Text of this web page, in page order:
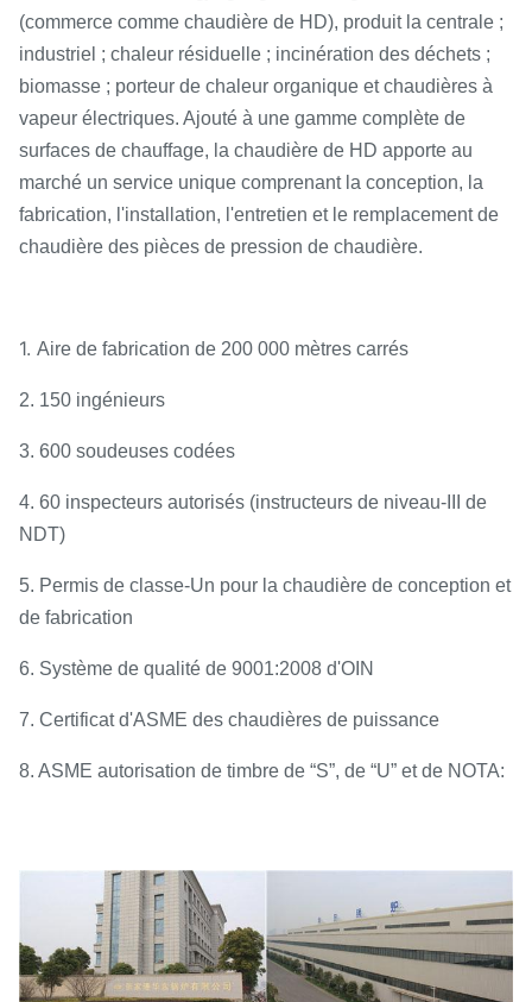
(commerce comme chaudière de HD), produit la centrale ;
industriel ; chaleur résiduelle ; incinération des déchets ;
biomasse ; porteur de chaleur organique et chaudières à
vapeur électriques. Ajouté à une gamme complète de
surfaces de chauffage, la chaudière de HD apporte au
marché un service unique comprenant la conception, la
fabrication, l'installation, l'entretien et le remplacement de
chaudière des pièces de pression de chaudière.
1. Aire de fabrication de 200 000 mètres carrés
2. 150 ingénieurs
3. 600 soudeuses codées
4. 60 inspecteurs autorisés (instructeurs de niveau-III de
NDT)
5. Permis de classe-Un pour la chaudière de conception et
de fabrication
6. Système de qualité de 9001:2008 d'OIN
7. Certificat d'ASME des chaudières de puissance
8. ASME autorisation de timbre de “S”, de “U” et de NOTA: